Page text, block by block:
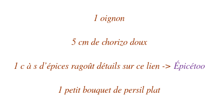
1 oignon
5 cm de chorizo doux
1 c à s d’épices ragoût détails sur ce lien -> Épicétoo
1 petit bouquet de persil plat